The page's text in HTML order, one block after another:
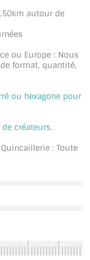
?
autour de
ou Europe : Nous
format, quantité,
ou hexagone pour
créateurs.
: Toute